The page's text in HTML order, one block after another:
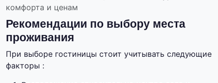
комфорта и ценам
Рекомендации по выбору места
проживания
При выборе гостиницы стоит учитывать следующие
факторы :